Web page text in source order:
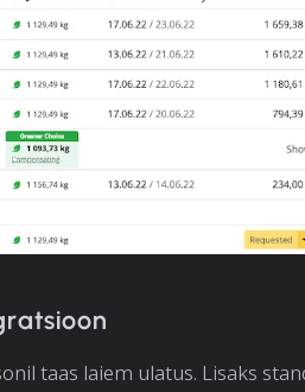
taas laiem ulatus. Lisaks